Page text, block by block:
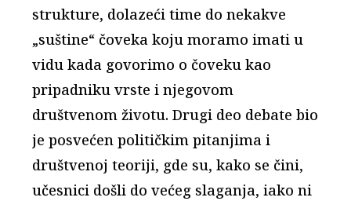
strukture, dolazeći time do nekakve
„suštine“ čoveka koju moramo imati u
vidu kada govorimo o čoveku kao
pripadniku vrste i njegovom
društvenom životu. Drugi deo debate bio
je posvećen političkim pitanjima i
društvenoj teoriji, gde su, kako se čini,
učesnici došli do većeg slaganja, iako ni